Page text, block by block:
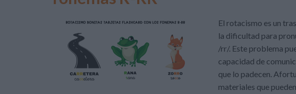
El rotacismo es un
la dificultad para
/rr/. Este problema
capacidad de
que lo padecen.
materiales que